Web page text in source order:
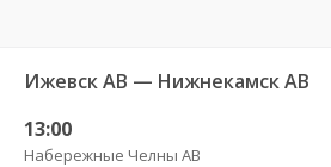
Ижевск АВ — Нижнекамск АВ
13:00
Набережные Челны АВ